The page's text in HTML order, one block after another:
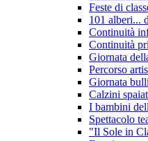
Feste di
101 alberi...
Continuità
Continuità
Giornata
Percorso
Giornata
Calzini
I bambini
Spettacolo
"Il Sole in